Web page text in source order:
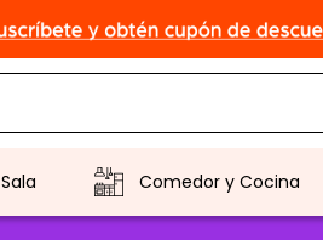
Sala Comedor y Cocina